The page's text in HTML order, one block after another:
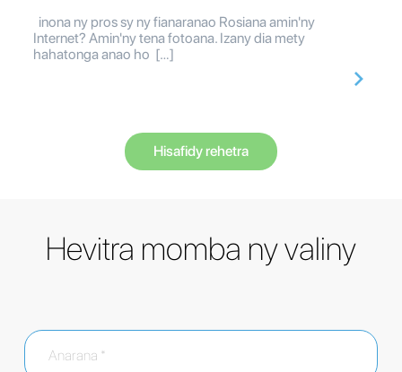
inona ny pros sy ny fianaranao Rosiana amin'ny
Internet? Amin'ny tena fotoana. Izany dia mety
hahatonga anao ho […]
Hisafidy rehetra
Hevitra momba ny valiny